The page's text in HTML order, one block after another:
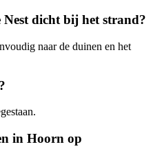
dicht bij het strand?
naar de duinen en het
in Hoorn op